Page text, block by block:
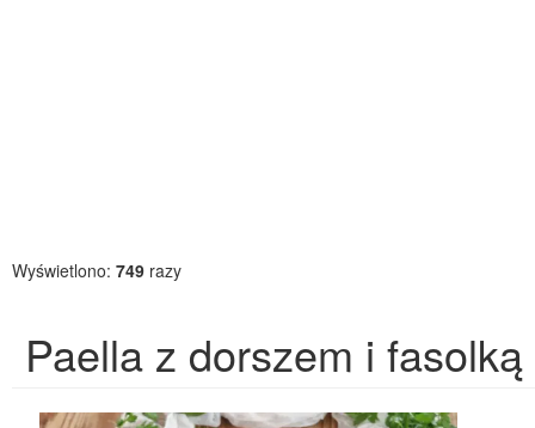
Wyświetlono: 749 razy
Paella z dorszem i fasolką